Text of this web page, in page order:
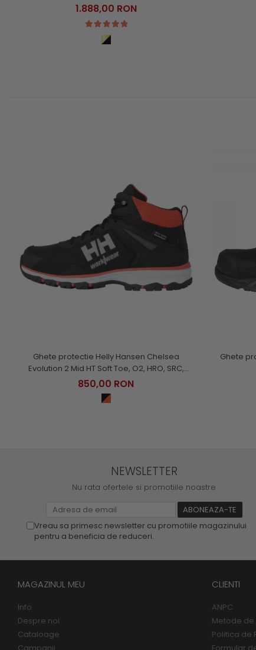
1.888,00 RON
Ghete protectie Helly Hansen Chelsea
Evolution 2 Mid HT Soft Toe, O2, HRO, SRC,
ESD
850,00 RON
Ghete
NEWSLETTER
Nu rata ofertele si promotiile noastre
Vreau sa primesc newsletter cu promotiile magazinului
pentru a beneficia de reduceri.
MAGAZINUL MEU
Info
Despre noi
Cataloage
CLIENTI
ANPC
Metode de
Politica de